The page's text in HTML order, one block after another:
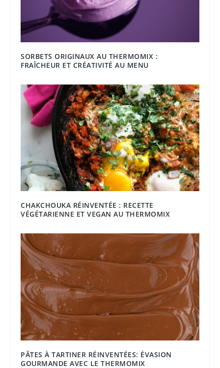
SORBETS ORIGINAUX AU THERMOMIX :
FRAÎCHEUR ET CRÉATIVITÉ AU MENU
CHAKCHOUKA RÉINVENTÉE : RECETTE
VÉGÉTARIENNE ET VEGAN AU THERMOMIX
PÂTES À TARTINER RÉINVENTÉES: ÉVASION
GOURMANDE AVEC LE THERMOMIX